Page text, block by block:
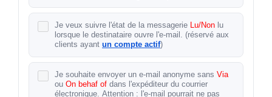
Je veux suivre l'état de la messagerie Lu/Non lu
lorsque le destinataire ouvre l'e-mail. (réservé aux
clients ayant un compte actif)
Je souhaite envoyer un e-mail anonyme sans Via
ou On behaf of dans l'expéditeur du courrier
électronique. Attention : l'e-mail pourrait ne pas